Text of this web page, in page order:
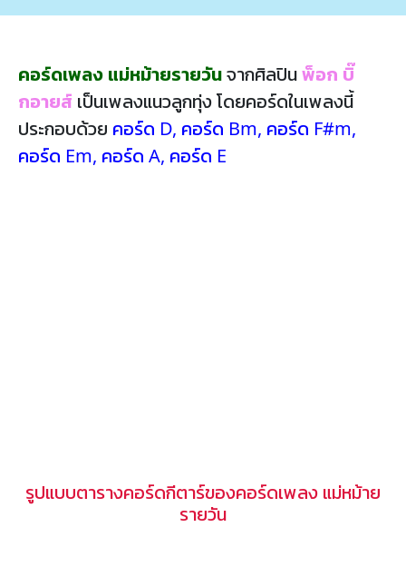
คอร์ดเพลง แม่หม้ายรายวันจากศิลปินพ็อก บิ๊
กอายส์ เป็นเพลงแนวลูกทุ่ง โดยคอร์ดในเพลงนี้
ประกอบด้วย คอร์ด D, คอร์ด Bm, คอร์ด F#m,
คอร์ด Em, คอร์ด A, คอร์ด E
รูปแบบตารางคอร์ดกีตาร์ของคอร์ดเพลง แม่หม้าย
รายวัน